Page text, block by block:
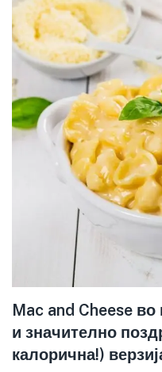
​Mac and Cheese во
и значително
калорична!)